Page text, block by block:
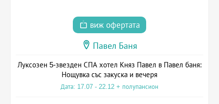
виж офертата
Павел Баня
Луксозен 5-звезден СПА хотел Княз Павел в Павел баня:
Нощувка със закуска и вечеря
Дата: 17.07 - 22.12 + полупансион